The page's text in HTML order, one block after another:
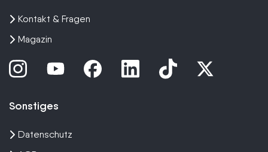
Kontakt & Fragen
Magazin
Sonstiges
Datenschutz